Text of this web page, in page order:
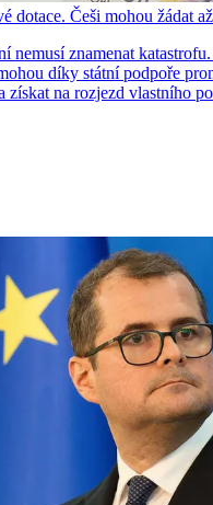
dotace. Češi mohou žádat
nemusí znamenat
díky státní podpoře
získat na rozjezd vlastního